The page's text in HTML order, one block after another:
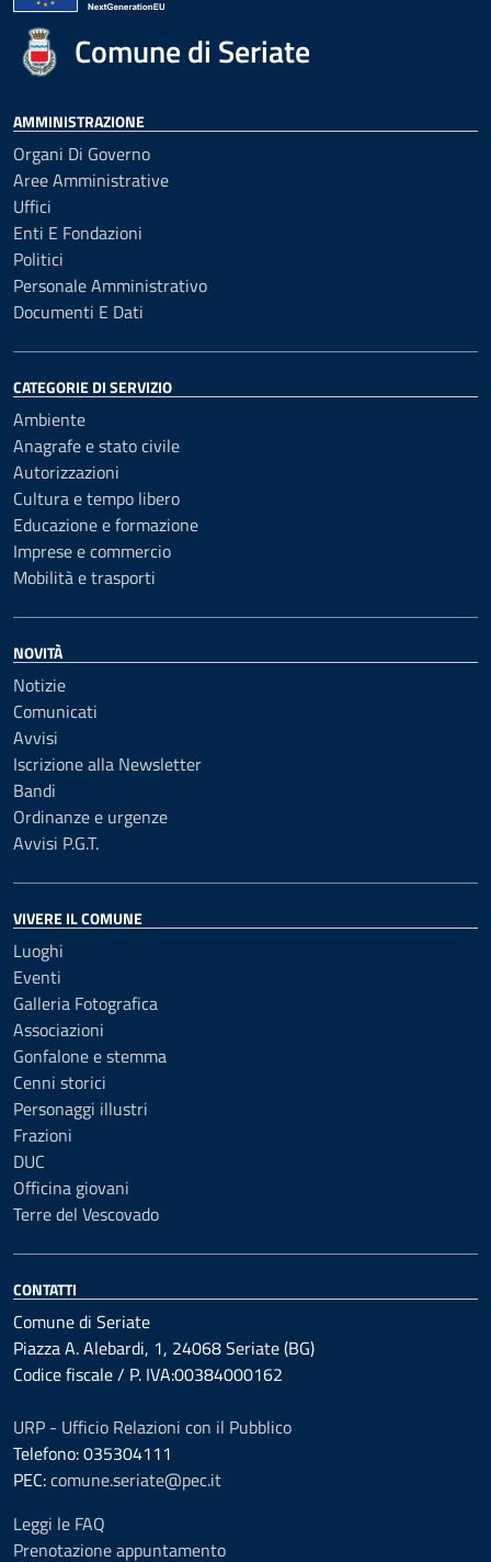
Comune di Seriate
AMMINISTRAZIONE
Organi Di Governo
Aree Amministrative
Uffici
Enti E Fondazioni
Politici
Personale Amministrativo
Documenti E Dati
CATEGORIE DI SERVIZIO
Ambiente
Anagrafe e stato civile
Autorizzazioni
Cultura e tempo libero
Educazione e formazione
Imprese e commercio
Mobilità e trasporti
NOVITÀ
Notizie
Comunicati
Avvisi
Iscrizione alla Newsletter
Bandi
Ordinanze e urgenze
Avvisi P.G.T.
VIVERE IL COMUNE
Luoghi
Eventi
Galleria Fotografica
Associazioni
Gonfalone e stemma
Cenni storici
Personaggi illustri
Frazioni
DUC
Officina giovani
Terre del Vescovado
CONTATTI
Comune di Seriate
Piazza A. Alebardi, 1, 24068 Seriate (BG)
Codice fiscale / P. IVA:00384000162
URP - Ufficio Relazioni con il Pubblico
Telefono: 035304111
PEC:comune.seriate@pec.it
Leggi le FAQ
Prenotazione appuntamento